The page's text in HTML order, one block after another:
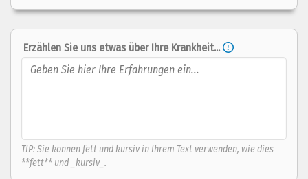
Erzählen Sie uns etwas über Ihre Krankheit...
TIP: Sie können fett und kursiv in Ihrem Text verwenden, wie dies
**fett** und _kursiv_.